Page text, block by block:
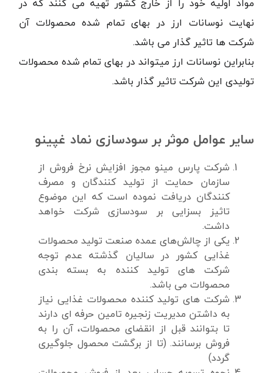
نهایت نوسانات ارز در بهای تمام شده محصولات آن
شرکت ها تاثیر گذار می باشد.
بنابراین نوسانات ارز میتواند در بهای تمام شده محصولات
تولیدی این شرکت تاثیر گذار باشد.
سایر عوامل موثر بر سودسازی نماد غپینو
شرکت پارس مینو مجوز افزایش نرخ فروش از
سازمان حمایت از تولید کنندگان و مصرف
کنندگان دریافت نموده است که این موضوع
تاثیز بسزایی بر سودسازی شرکت خواهد
داشت.
یکی از چالش‌های عمده صنعت تولید محصولات
غذایی کشور در سالیان گذشته عدم توجه
شرکت های تولید کننده به بسته بندی
محصولات می باشد.
شرکت های تولید کننده محصولات غذایی نیاز
به داشتن مدیریت زنجیره تامین حرفه ای دارند
تا بتوانند قبل از انقضای محصولات، آن را به
فروش برسانند. (تا از برگشت محصول جلوگیری
گردد)